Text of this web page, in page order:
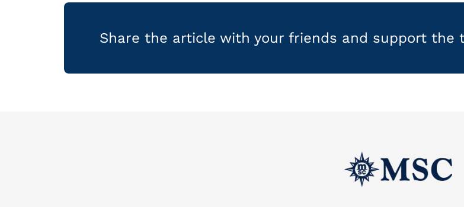
Share the article with your friends and support the